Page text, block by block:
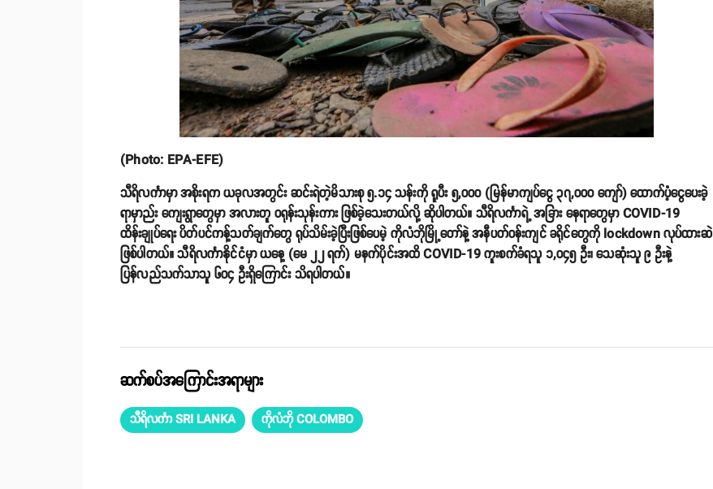
(Photo: EPA-EFE)
သီရိလင်္ကာမှာ အစိုးရက ယခုလအတွင်း ဆင်းရဲတဲ့မိသားစု ၅.၁၄ သန်းကို ရူပီး ၅,၀၀၀ (မြန်မာကျပ်ငွေ ၃၇,၀၀၀ ကျော်) ထောက်ပံ့ငွေပေးခဲ့
ရာမှာည်း ကျေးရွာတွေမှာ အလားတူ ဝရုန်းသုန်းကား ဖြစ်ခဲ့သေးတယ်လို့ ဆိုပါတယ်။ သီရိလင်္ကာရဲ့ အခြား နေရာတွေမှာ COVID-19
ထိန်းချုပ်ရေး ပိတ်ပင်ကန့်သတ်ချက်တွေ ရုပ်သိမ်းခဲ့ပြီးဖြစ်ပေမဲ့ ကိုလံဘိုမြို့တော်နဲ့ အနီပတ်ဝန်းကျင် ခရိုင်တွေကို lockdown လုပ်ထားဆဲ
ဖြစ်ပါတယ်။ သီရိလင်္ကာနိုင်ငံမှာ ယနေ့ (မေ ၂၂ ရက်) မနက်ပိုင်းအထိ COVID-19 ကူးစက်ခံရသူ ၁,၀၄၅ ဦး၊ သေဆုံးသူ ၉ ဦးနဲ့
ပြန်လည်သက်သာသူ ၆၀၄ ဦးရှိကြောင်း သိရပါတယ်။
ဆက်စပ်အကြောင်းအရာများ
သီရိလင်္ကာ SRI LANKA ကိုလံဘို COLOMBO